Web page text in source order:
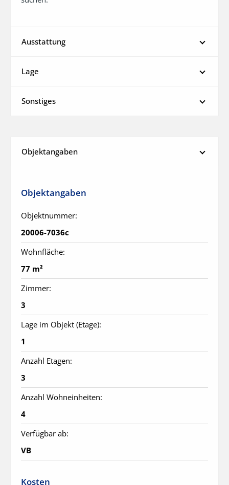
Ausstattung
Lage
Sonstiges
Objektangaben
Objektangaben
Objektnummer:
20006-7036c
Wohnfläche:
77 m²
Zimmer:
3
Lage im Objekt (Etage):
1
Anzahl Etagen:
3
Anzahl Wohneinheiten:
4
Verfügbar ab:
VB
Kosten